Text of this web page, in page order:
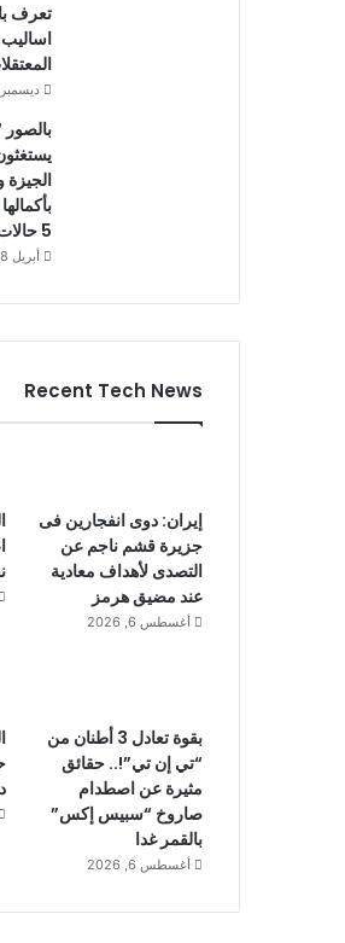
تعرف
ديسمبر 20, 2019
بالصور
الجيزة
5 حالات إصابة بفيروس كورونا
أبريل 28, 2020
Recent Tech News
إيران: دوى انفجارين فى
جزيرة قشم ناجم عن
التصدى لأهداف معادية
عند مضيق هرمز
أغسطس 6, 2026
بقوة تعادل 3 أطنان من
“تي إن تي”!.. حقائق
مثيرة عن اصطدام
صاروخ “سبيس إكس”
بالقمر غدا
أغسطس 6, 2026